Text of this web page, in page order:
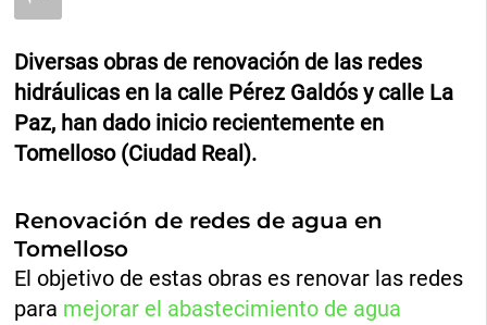
Diversas obras de renovación de las redes
hidráulicas en la calle Pérez Galdós y calle La
Paz, han dado inicio recientemente en
Tomelloso (Ciudad Real).
Renovación de redes de agua en
Tomelloso
El objetivo de estas obras es renovar las redes
para mejorar el abastecimiento de agua